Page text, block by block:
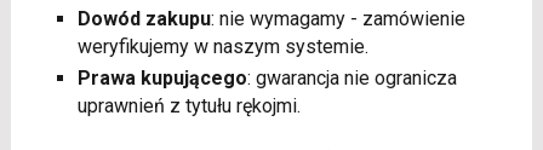
Dowód zakupu: nie wymagamy - zamówienie
weryfikujemy w naszym systemie.
Prawa kupującego: gwarancja nie ogranicza
uprawnień z tytułu rękojmi.